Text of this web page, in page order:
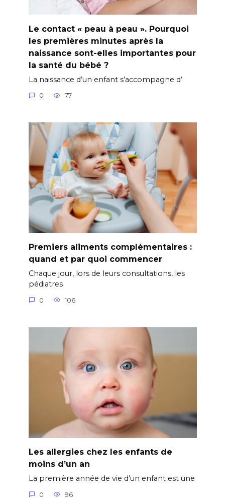
Le contact « peau à peau ». Pourquoi
les premières minutes après la
naissance sont-elles importantes pour
la santé du bébé ?
La naissance d’un enfant s’accompagne d’
0 77
Premiers aliments complémentaires :
quand et par quoi commencer
Chaque jour, lors de leurs consultations, les
pédiatres
0 106
Les allergies chez les enfants de
moins d’un an
La première année de vie d’un enfant est une
0 96